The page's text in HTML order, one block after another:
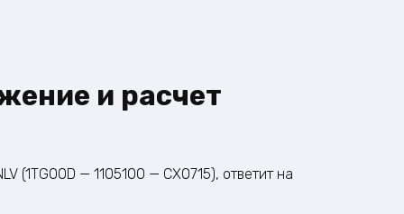
и расчет
(1TG00D — 1105100 — CX0715), ответит на